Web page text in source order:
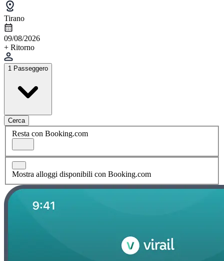
Tirano
09/08/2026
+ Ritorno
1 Passeggero
Cerca
Resta con Booking.com
Mostra alloggi disponibili con Booking.com